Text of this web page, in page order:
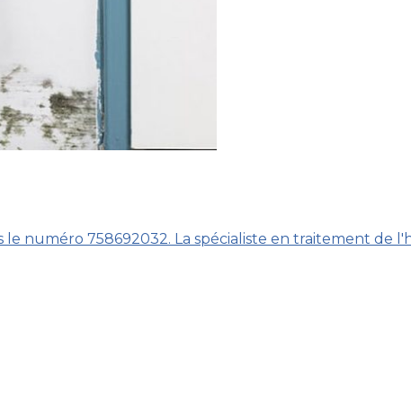
numéro 758692032. La spécialiste en traitement de